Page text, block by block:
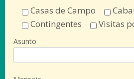
Casas de Campo
Contingentes
Visitas
Asunto